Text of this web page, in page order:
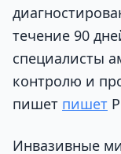
течение 90
специалисты
контролю и
пишет пишет
Инвазивные